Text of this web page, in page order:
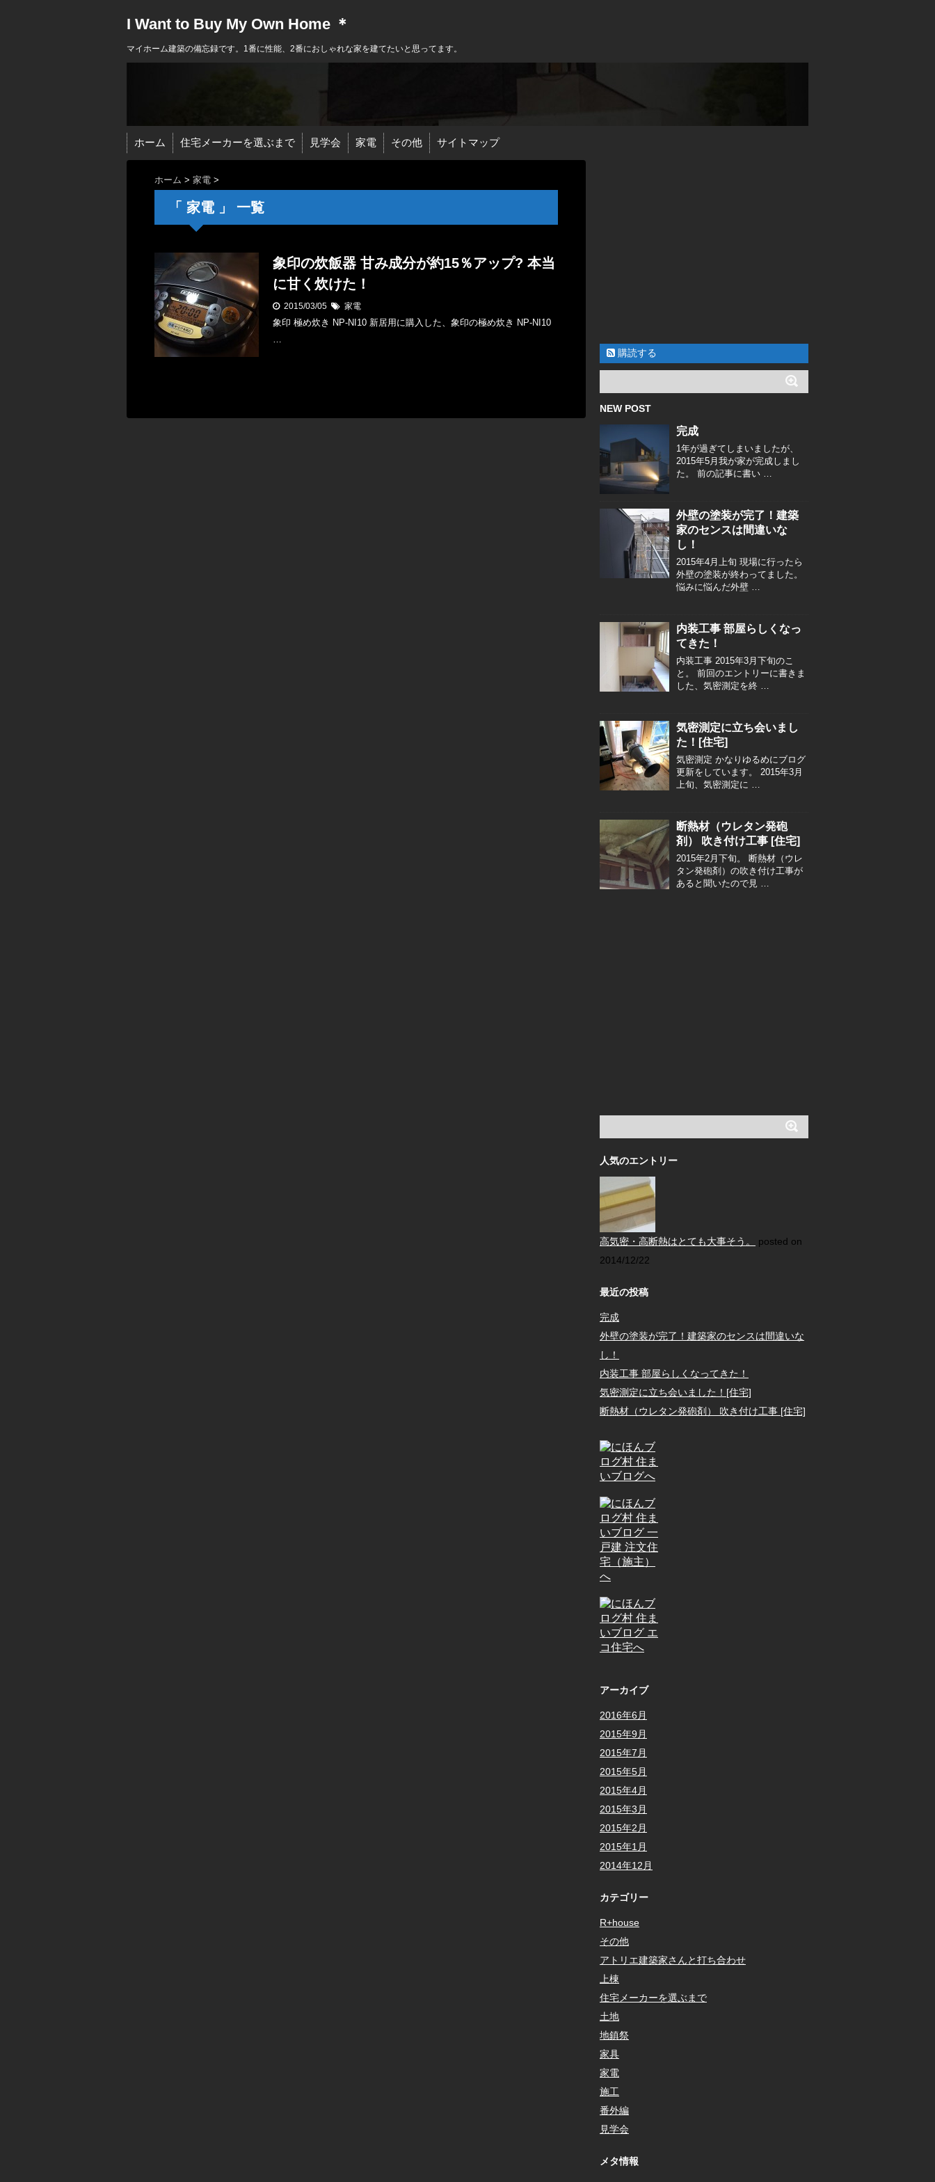
I Want to Buy My Own Home ＊
マイホーム建築の備忘録です。1番に性能、2番におしゃれな家を建てたいと思ってます。
ホーム 住宅メーカーを選ぶまで 見学会 家電 その他 サイトマップ
ホーム > 家電 >
「 家電 」 一覧
象印の炊飯器 甘み成分が約15％アップ? 本当
に甘く炊けた！
2015/03/05 家電
象印 極め炊き NP-NI10 新居用に購入した、象印の極め炊き NP-NI10
…
購読する
NEW POST
完成
1年が過ぎてしまいましたが、
2015年5月我が家が完成しまし
た。 前の記事に書い …
外壁の塗装が完了！建築
家のセンスは間違いな
し！
2015年4月上旬 現場に行ったら
外壁の塗装が終わってました。
悩みに悩んだ外壁 …
内装工事 部屋らしくなっ
てきた！
内装工事 2015年3月下旬のこ
と。 前回のエントリーに書きま
した、気密測定を終 …
気密測定に立ち会いまし
た！[住宅]
気密測定 かなりゆるめにブログ
更新をしています。 2015年3月
上旬、気密測定に …
断熱材（ウレタン発砲
剤） 吹き付け工事 [住宅]
2015年2月下旬。 断熱材（ウレ
タン発砲剤）の吹き付け工事が
あると聞いたので見 …
人気のエントリー
高気密・高断熱はとても大事そう。
posted on
2014/12/22
最近の投稿
完成
外壁の塗装が完了！建築家のセンスは間違いな
し！
内装工事 部屋らしくなってきた！
気密測定に立ち会いました！[住宅]
断熱材（ウレタン発砲剤） 吹き付け工事 [住宅]
アーカイブ
2016年6月
2015年9月
2015年7月
2015年5月
2015年4月
2015年3月
2015年2月
2015年1月
2014年12月
カテゴリー
R+house
その他
アトリエ建築家さんと打ち合わせ
上棟
住宅メーカーを選ぶまで
土地
地鎮祭
家具
家電
施工
番外編
見学会
メタ情報